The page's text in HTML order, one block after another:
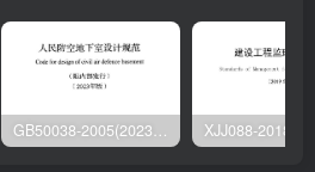
GB50038-2005(2023版)–人民防空地下室设计规范